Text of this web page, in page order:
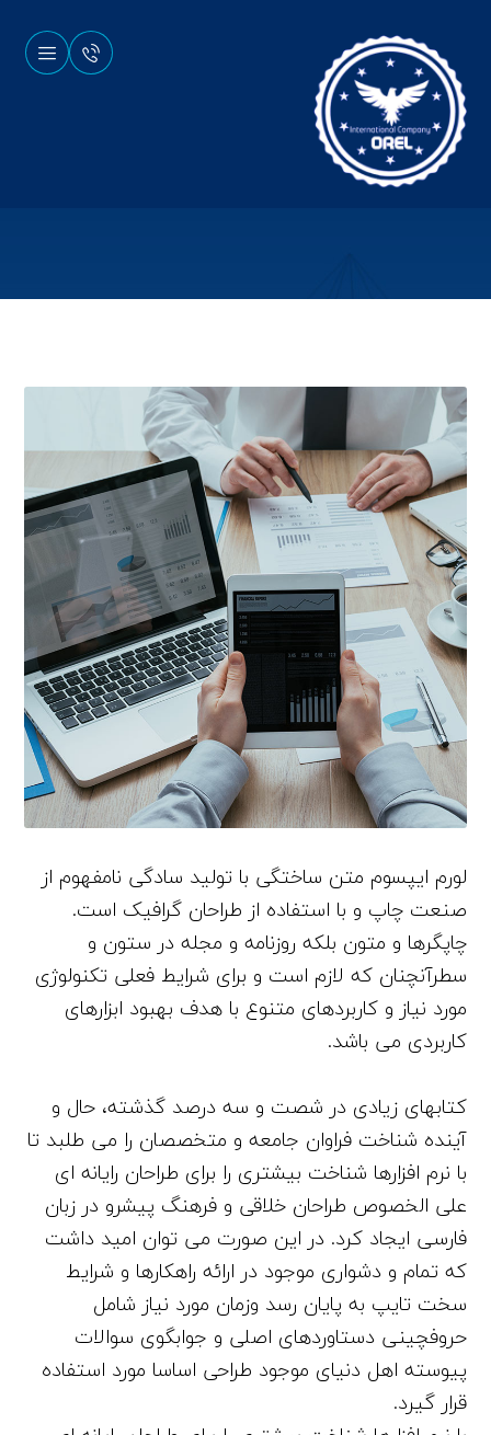
وبلاگ
لورم ایپسوم متن ساختگی با تولید سادگی نامفهوم از
صنعت چاپ و با استفاده از طراحان گرافیک است.
چاپگرها و متون بلکه روزنامه و مجله در ستون و
سطرآنچنان که لازم است و برای شرایط فعلی تکنولوژی
مورد نیاز و کاربردهای متنوع با هدف بهبود ابزارهای
کاربردی می باشد.
کتابهای زیادی در شصت و سه درصد گذشته، حال و
آینده شناخت فراوان جامعه و متخصصان را می طلبد تا
با نرم افزارها شناخت بیشتری را برای طراحان رایانه ای
علی الخصوص طراحان خلاقی و فرهنگ پیشرو در زبان
فارسی ایجاد کرد. در این صورت می توان امید داشت
که تمام و دشواری موجود در ارائه راهکارها و شرایط
سخت تایپ به پایان رسد وزمان مورد نیاز شامل
حروفچینی دستاوردهای اصلی و جوابگوی سوالات
پیوسته اهل دنیای موجود طراحی اساسا مورد استفاده
قرار گیرد.